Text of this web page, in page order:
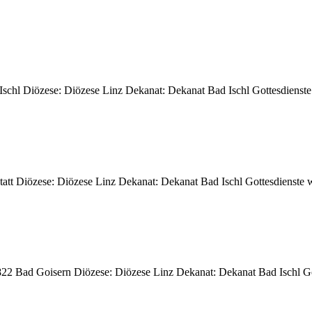
Diözese: Diözese Linz Dekanat: Dekanat Bad Ischl
Diözese: Diözese Linz Dekanat: Dekanat Bad Ischl Gottesdienste
Bad Goisern Diözese: Diözese Linz Dekanat: Dekanat Bad Ischl